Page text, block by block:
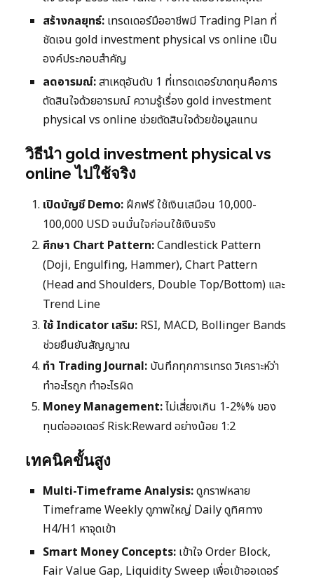
สร้างกลยุทธ์: เทรดเดอร์มืออาชีพมี Trading Plan ที่
ชัดเจน gold investment physical vs online เป็น
องค์ประกอบสำคัญ
ลดอารมณ์:สาเหตุอันดับ 1 ที่เทรดเดอร์ขาดทุนคือการ
ตัดสินใจด้วยอารมณ์ ความรู้เรื่อง gold investment
physical vs online ช่วยตัดสินใจด้วยข้อมูลแทน
วิธีนำ gold investment physical vs
online ไปใช้จริง
เปิดบัญชี Demo: ฝึกฟรี ใช้เงินเสมือน 10,000-
100,000 USD จนมั่นใจก่อนใช้เงินจริง
ศึกษา Chart Pattern:Candlestick Pattern
(Doji, Engulfing, Hammer), Chart Pattern
(Head and Shoulders, Double Top/Bottom) และ
Trend Line
ใช้ Indicator เสริม: RSI, MACD, Bollinger Bands
ช่วยยืนยันสัญญาณ
ทำ Trading Journal: บันทึกทุกการเทรด วิเคราะห์ว่า
ทำอะไรถูก ทำอะไรผิด
Money Management:ไม่เสี่ยงเกิน 1-2%% ของ
ทุนต่อออเดอร์ Risk:Reward อย่างน้อย 1:2
เทคนิคขั้นสูง
Multi-Timeframe Analysis:ดูกราฟหลาย
Timeframe Weekly ดูภาพใหญ่ Daily ดูทิศทาง
H4/H1 หาจุดเข้า
Smart Money Concepts: เข้าใจ Order Block,
Fair Value Gap, Liquidity Sweep เพื่อเข้าออเดอร์